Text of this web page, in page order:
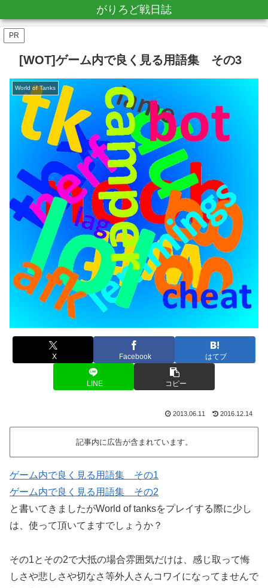
がりろど戦日誌
PR
[WOT]ゲーム内で良く見る用語集 その3
World of Tanks
X Facebook はてブ
LINE コピー
2013.06.11 2016.12.14
記事内に広告が含まれています。
ゲーム内で良く見る用語集 その1
ゲーム内で良く見る用語集 その2
と書いてきましたがWorld of tanksをプレイする際に少し
は、使って頂いてますでしょうか？
その1とその2で大抵の場合雰囲気だけは、感じ取って悔
しさや悲しさや切なさ等外人さんコワイになってませんで